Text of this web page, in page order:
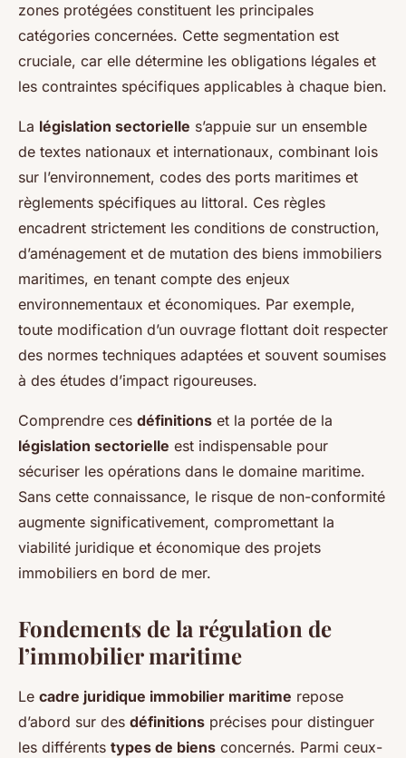
zones protégées constituent les principales
catégories concernées. Cette segmentation est
cruciale, car elle détermine les obligations légales et
les contraintes spécifiques applicables à chaque bien.
La législation sectorielle s’appuie sur un ensemble
de textes nationaux et internationaux, combinant lois
sur l’environnement, codes des ports maritimes et
règlements spécifiques au littoral. Ces règles
encadrent strictement les conditions de construction,
d’aménagement et de mutation des biens immobiliers
maritimes, en tenant compte des enjeux
environnementaux et économiques. Par exemple,
toute modification d’un ouvrage flottant doit respecter
des normes techniques adaptées et souvent soumises
à des études d’impact rigoureuses.
Comprendre ces définitions et la portée de la
législation sectorielle est indispensable pour
sécuriser les opérations dans le domaine maritime.
Sans cette connaissance, le risque de non-conformité
augmente significativement, compromettant la
viabilité juridique et économique des projets
immobiliers en bord de mer.
Fondements de la régulation de
l’immobilier maritime
Le cadre juridique immobilier maritime repose
d’abord sur des définitions précises pour distinguer
les différents types de biens concernés. Parmi ceux-